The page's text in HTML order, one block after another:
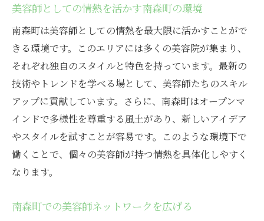
美容師としての情熱を活かす南森町の環境
南森町は美容師としての情熱を最大限に活かすことがで
きる環境です。このエリアには多くの美容院が集まり、
それぞれ独自のスタイルと特色を持っています。最新の
技術やトレンドを学べる場として、美容師たちのスキル
アップに貢献しています。さらに、南森町はオープンマ
インドで多様性を尊重する風土があり、新しいアイデア
やスタイルを試すことが容易です。このような環境下で
働くことで、個々の美容師が持つ情熱を具体化しやすく
なります。
南森町での美容師ネットワークを広げる